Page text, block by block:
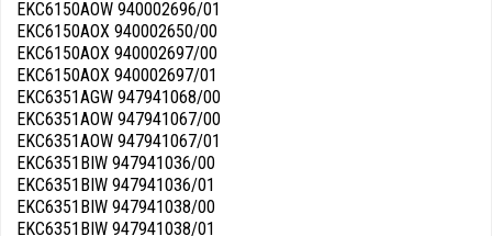
EKC6150AOW 940002696/01
EKC6150AOX 940002650/00
EKC6150AOX 940002697/00
EKC6150AOX 940002697/01
EKC6351AGW 947941068/00
EKC6351AOW 947941067/00
EKC6351AOW 947941067/01
EKC6351BIW 947941036/00
EKC6351BIW 947941036/01
EKC6351BIW 947941038/00
EKC6351BIW 947941038/01